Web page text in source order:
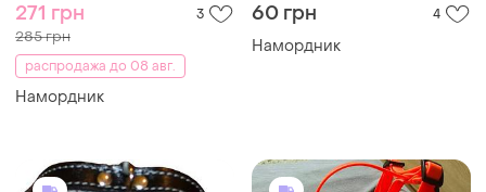
271 грн 3
285 грн
распродажа до 08 авг.
Намордник
60 грн 4
Намордник